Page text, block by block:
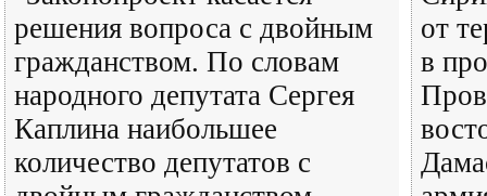
решения вопроса с двойным
гражданством. По словам
народного депутата Сергея
Каплина наибольшее
количество депутатов с
от
в